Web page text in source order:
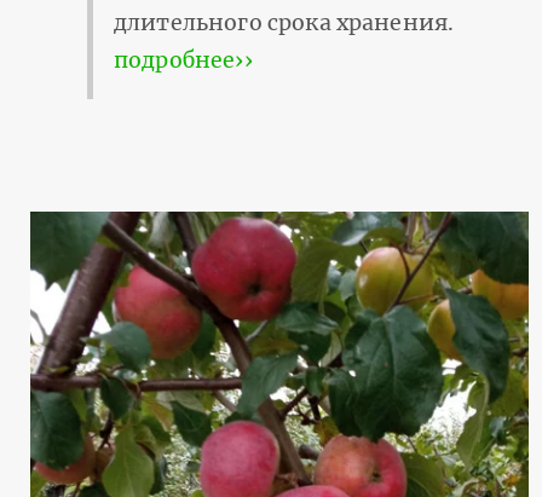
длительного срока хранения.
подробнее››